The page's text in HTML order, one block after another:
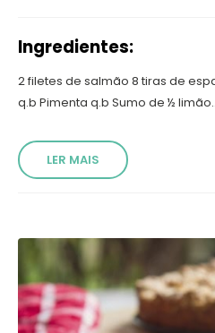
Ingredientes:
2 filetes de salmão 8 tiras de
q.b Pimenta q.b Sumo de ½
LER MAIS